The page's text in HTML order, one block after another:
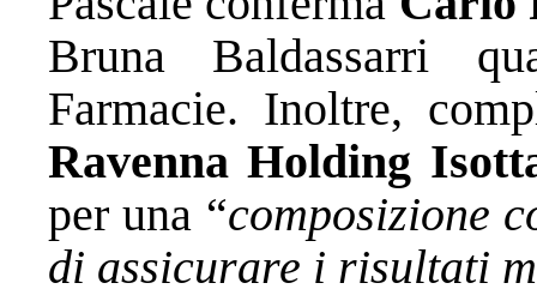
Bruna Baldassarri
Farmacie. Inoltre,
Ravenna Holding
per una “composizione
di assicurare i risultati